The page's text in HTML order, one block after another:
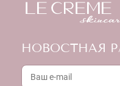
НОВОСТНАЯ